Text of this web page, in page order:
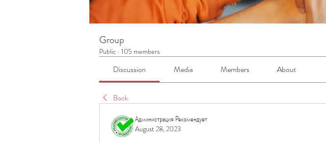
Group
Public · 105 members
Discussion Media Members About
Back
Администрация Рекомендует
August 28, 2023